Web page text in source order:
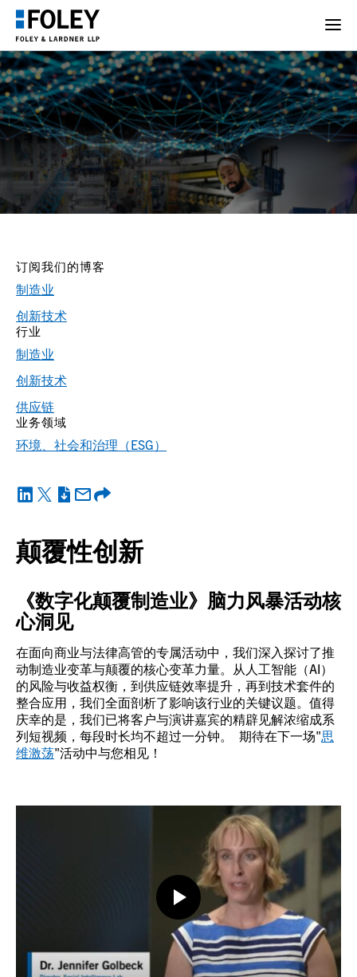
颠覆性创新
《数字化颠覆制造业》脑力风暴活动核
心洞见
在面向商业与法律高管的专属活动中，我们深入探讨了推
动制造业变革与颠覆的核心变革力量。从人工智能（AI）
的风险与收益权衡，到供应链效率提升，再到技术套件的
整合应用，我们全面剖析了影响该行业的关键议题。值得
庆幸的是，我们已将客户与演讲嘉宾的精辟见解浓缩成系
列短视频，每段时长均不超过一分钟。 期待在下一场"思
维激荡"活动中与您相见！
打开视频
订阅我们的博客
制造业
创新技术
行业
制造业
创新技术
供应链
业务领域
环境、社会和治理（ESG）